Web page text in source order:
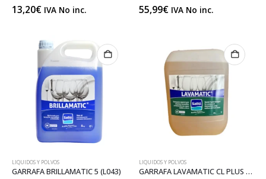
13,20€ IVA No inc. 55,99€ IVA No inc.
LIQUIDOS Y POLVOS
GARRAFA BRILLAMATIC 5 (L043)
LIQUIDOS Y POLVOS
GARRAFA LAVAMATIC CL PLUS 25 (L137)